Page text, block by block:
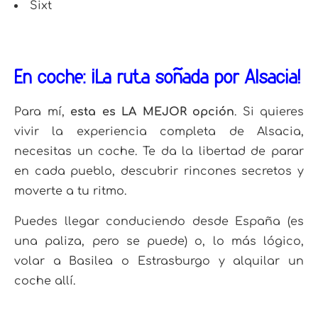
Sixt
En coche: ¡La ruta soñada por Alsacia!
Para mí, esta es LA MEJOR opción. Si quieres
vivir la experiencia completa de Alsacia,
necesitas un coche. Te da la libertad de parar
en cada pueblo, descubrir rincones secretos y
moverte a tu ritmo.
Puedes llegar conduciendo desde España (es
una paliza, pero se puede) o, lo más lógico,
volar a Basilea o Estrasburgo y alquilar un
coche allí.